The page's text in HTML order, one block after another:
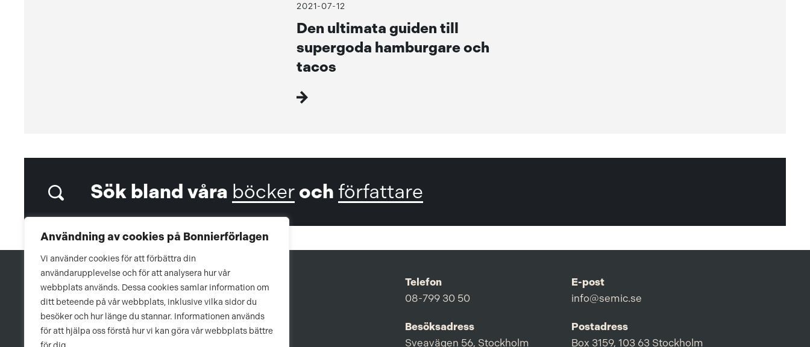
Användning av cookies på Bonnierförlagen
Vi använder cookies för att förbättra din
användarupplevelse och för att analysera hur vår
webbplats används. Dessa cookies samlar information om
ditt beteende på vår webbplats, inklusive vilka sidor du
besöker och hur länge du stannar. Informationen används
för att hjälpa oss förstå hur vi kan göra vår webbplats bättre
2021-07-12
Den ultimata guiden till
supergoda hamburgare och
tacos
Sök bland våra böcker och författare
Telefon
08-799 30 50
E-post
info@semic.se
Besöksadress
Sveavägen 56, Stockholm
Postadress
Box 3159, 103 63 Stockholm